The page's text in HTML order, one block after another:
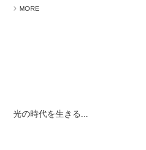
MORE
光の時代を生きる...